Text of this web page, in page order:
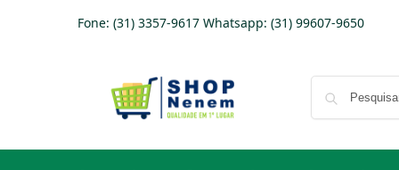
Fone: (31) 3357-9617 Whatsapp: (31) 99607-9650